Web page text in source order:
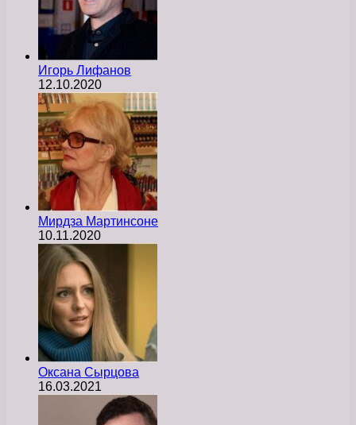
Игорь Лифанов
12.10.2020
Мирдза Мартинсоне
10.11.2020
Оксана Сырцова
16.03.2021